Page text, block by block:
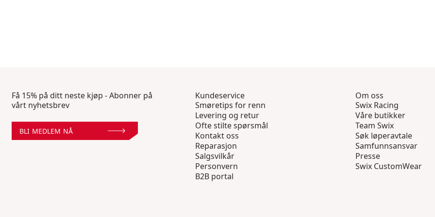
Få 15% på ditt neste kjøp - Abonner på
vårt nyhetsbrev
BLI MEDLEM NÅ
Kundeservice
Smøretips for renn
Levering og retur
Ofte stilte spørsmål
Kontakt oss
Reparasjon
Salgsvilkår
Personvern
B2B portal
Om oss
Swix Racing
Våre butikker
Team Swix
Søk løperavtale
Samfunnsansvar
Presse
Swix CustomWear